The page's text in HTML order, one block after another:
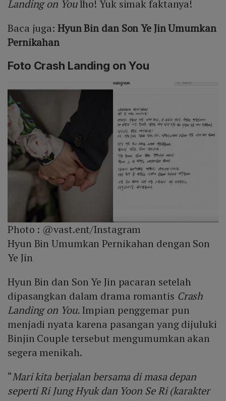
Landing on Youlho! Yuk simak faktanya!
Baca juga: Hyun Bin dan Son Ye Jin Umumkan
Pernikahan
Foto Crash Landing on You
Photo : @vast.ent/Instagram
Hyun Bin Umumkan Pernikahan dengan Son
Ye Jin
Hyun Bin dan Son Ye Jin pacaran setelah
dipasangkan dalam drama romantis Crash
Landing on You.Impian penggemar pun
menjadi nyata karena pasangan yang dijuluki
Binjin Couple tersebut mengumumkan akan
segera menikah.
“Mari kita berjalan bersama di masa depan
seperti Ri Jung Hyuk dan Yoon Se Ri (karakter